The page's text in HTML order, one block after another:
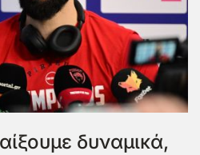
δυναμικά,